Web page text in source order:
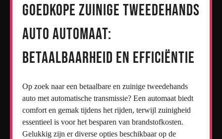
Goedkope Zuinige Tweedehands
Auto Automaat:
Betaalbaarheid en Efficiëntie
Op zoek naar een betaalbare en zuinige tweedehands
auto met automatische transmissie? Een automaat biedt
comfort en gemak tijdens het rijden, terwijl zuinigheid
essentieel is voor het besparen van brandstofkosten.
Gelukkig zijn er diverse opties beschikbaar op de